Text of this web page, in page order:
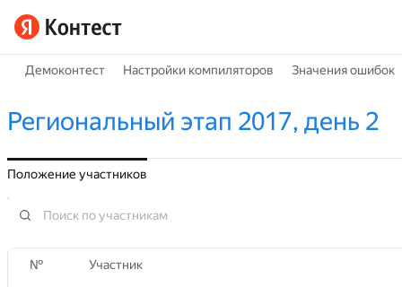
Демоконтест Настройки компиляторов Значения ошибок
Региональный этап 2017, день 2
Положение участников
№ Участник
№ Участник